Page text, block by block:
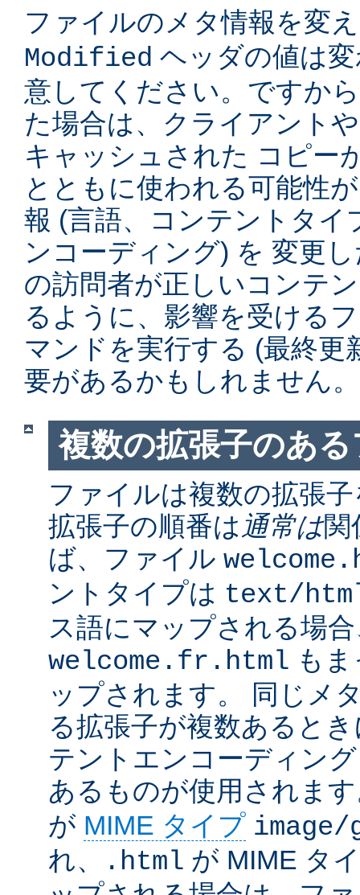
ファイルのメタ情報を変
Modified ヘッダの値は
意してください。ですか
た場合は、クライアント
キャッシュされた コピー
とともに使われる可能性
報 (言語、コンテントタイ
ンコーディング) を 変更
の訪問者が正しいコンテ
るように、影響を受ける
マンドを実行する (最終更
要があるかもしれません。
複数の拡張子のあ
ファイルは複数の拡張
拡張子の順番は 通常は関
ば、ファイル
ントタイプは text/
ス語にマップされる場
welcome.fr.html も
ップされます。 同じメ
る拡張子が複数あると
テントエンコーディン
あるものが使用されま
が MIME タイプ
れ、
.html が MIME タ